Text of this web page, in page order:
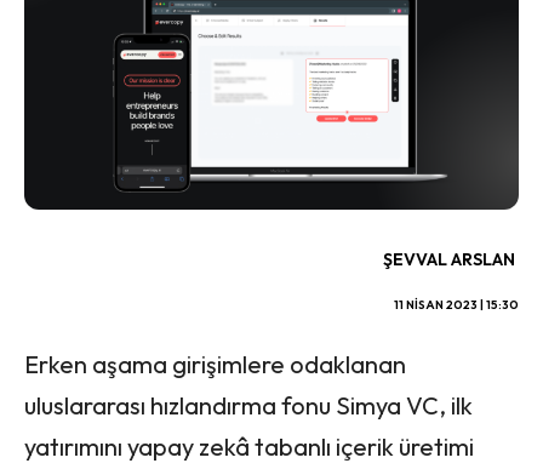
ŞEVVAL ARSLAN
11 NISAN 2023 | 15:30
Erken aşama girişimlere odaklanan
uluslararası hızlandırma fonu Simya VC, ilk
yatırımını yapay zekâ tabanlı içerik üretimi